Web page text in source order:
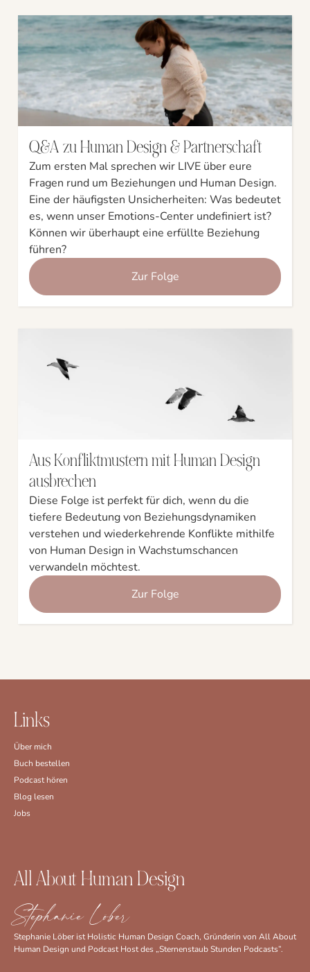
Q&A zu Human Design & Partnerschaft
Zum ersten Mal sprechen wir LIVE über eure
Fragen rund um Beziehungen und Human Design.
Eine der häufigsten Unsicherheiten: Was bedeutet
es, wenn unser Emotions-Center undefiniert ist?
Können wir überhaupt eine erfüllte Beziehung
führen?
Zur Folge
Aus Konfliktmustern mit Human Design
ausbrechen
Diese Folge ist perfekt für dich, wenn du die
tiefere Bedeutung von Beziehungsdynamiken
verstehen und wiederkehrende Konflikte mithilfe
von Human Design in Wachstumschancen
verwandeln möchtest.
Zur Folge
Links
Über mich
Buch bestellen
Podcast hören
Blog lesen
Jobs
All About Human Design
Stephanie Löber
Stephanie Löber ist Holistic Human Design Coach, Gründerin von All About
Human Design und Podcast Host des „Sternenstaub Stunden Podcasts”.